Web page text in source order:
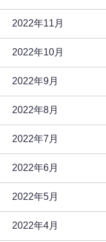
2022年11月
2022年10月
2022年9月
2022年8月
2022年7月
2022年6月
2022年5月
2022年4月